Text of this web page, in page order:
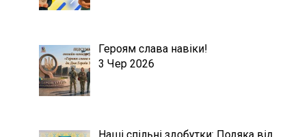
Героям слава навіки!
3 Чер 2026
Наші спільні здобутки: Подяка від